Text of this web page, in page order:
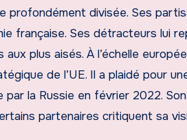
profondément divisée. Ses
française. Ses détracteurs lui
plus aisés. À l’échelle
de l’UE. Il a plaidé pour
par la Russie en février 2022.
partenaires critiquent sa